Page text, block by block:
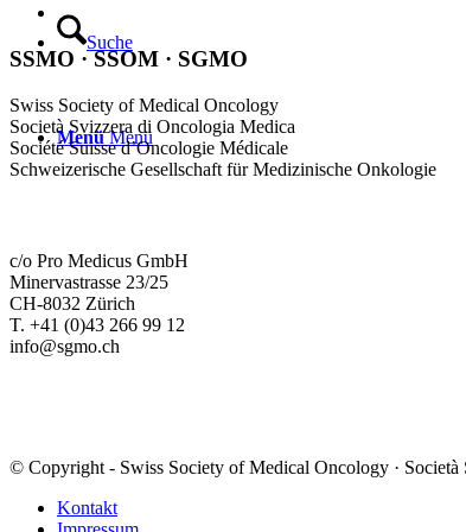
Suche
Menü Menü
SSMO · SSOM · SGMO
Swiss Society of Medical Oncology
Società Svizzera di Oncologia Medica
Société Suisse d’Oncologie Médicale
Schweizerische Gesellschaft für Medizinische Onkologie
c/o Pro Medicus GmbH
Minervastrasse 23/25
CH-8032 Zürich
T. +41 (0)43 266 99 12
info@sgmo.ch
© Copyright - Swiss Society of Medical Oncology · Società
Kontakt